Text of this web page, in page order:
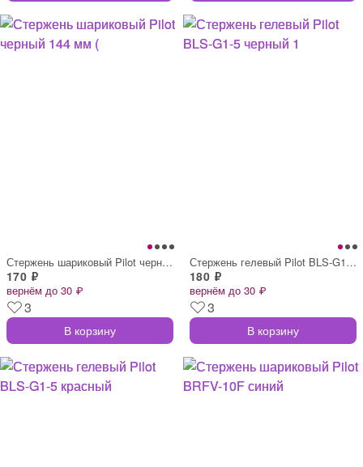
Стержень шариковый Pilot черный 144 мм (
170 ₽
вернём до 30 ₽
3
В корзину
Стержень гелевый Pilot BLS-G1-5 черный 1
180 ₽
вернём до 30 ₽
3
В корзину